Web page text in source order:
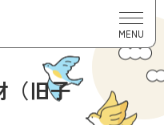
MENU
（旧子